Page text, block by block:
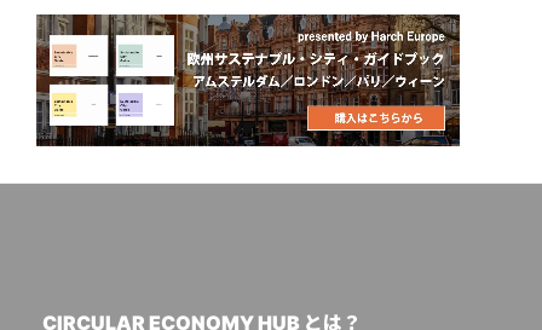
CIRCULAR ECONOMY HUB とは？